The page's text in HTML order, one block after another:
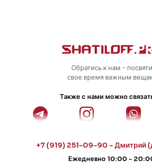
Обратись к нам - посвяти
свое время важным
Также с нами можно
+7 (919) 251-09-90 - Дмитрий
Ежедневно 10:00 -